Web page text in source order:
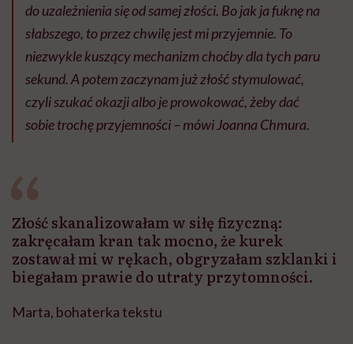
do uzależnienia się od samej złości. Bo jak ja fuknę na
słabszego, to przez chwilę jest mi przyjemnie. To
niezwykle kuszący mechanizm choćby dla tych paru
sekund. A potem zaczynam już złość stymulować,
czyli szukać okazji albo je prowokować, żeby dać
sobie trochę przyjemności – mówi Joanna Chmura.
Złość skanalizowałam w siłę fizyczną:
zakręcałam kran tak mocno, że kurek
zostawał mi w rękach, obgryzałam szklanki i
biegałam prawie do utraty przytomności.
Marta, bohaterka tekstu